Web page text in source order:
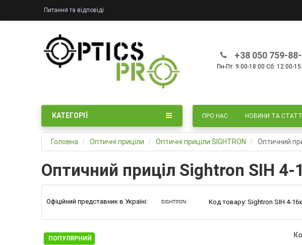
Питання та відповіді
+38 050 759-
Пн-Пт: 9:00-18:00 Сб: 12:00-
ПРО НАС НОВИНИ ТА СТАТТІ
КАТЕГОРІЇ
Головна Оптичні приціли Оптичні приціли SIGHTRON Оптичний
Оптичний приціл Sightron SIH 4-
Офіційний представник в Україні: Код товару: Sightron SIH 4-
ПОПУЛЯРНИЙ